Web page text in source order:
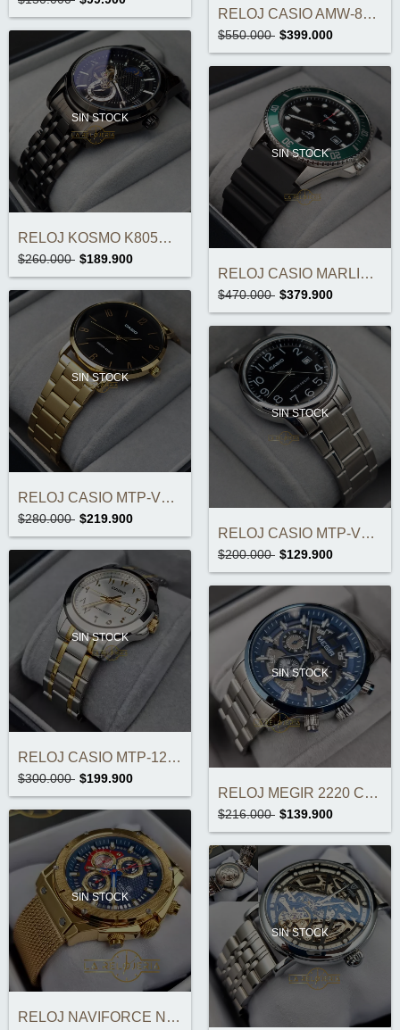
RELOJ CASIO AMW-880D-3AVDF ORIGINAL
$550.000 $399.000
SIN STOCK
RELOJ KOSMO K805C AUTOMÁTICO ORIGINAL
$260.000 $189.900
SIN STOCK
RELOJ CASIO MARLIN MDV-106B-1A3VCF ORIGI...
$470.000 $379.900
SIN STOCK
RELOJ CASIO MTP-VT01G-1B2UDF ORIGINAL
$280.000 $219.900
SIN STOCK
RELOJ CASIO MTP-V002D-1BUDF ORIGINAL
$200.000 $129.900
SIN STOCK
RELOJ CASIO MTP-1215SG-7B3DF ORIGINAL
$300.000 $199.900
SIN STOCK
RELOJ MEGIR 2220 CRONOGRAFOS ORIGINAL
$216.000 $139.900
SIN STOCK
RELOJ NAVIFORCE NF8027S ORIGINAL
SIN STOCK